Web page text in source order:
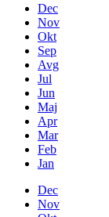
Dec
Nov
Okt
Sep
Avg
Jul
Jun
Maj
Apr
Mar
Feb
Jan
Dec
Nov